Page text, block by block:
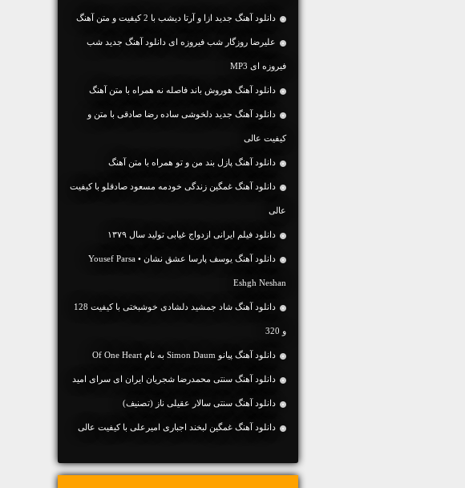
دانلود آهنگ جديد ازا و آرتا دیشب با 2 کیفیت و متن آهنگ
علیرضا روزگار شب فیروزه ای دانلود آهنگ جدید شب
فیروزه ای MP3
دانلود آهنگ هوروش باند فاصله نه همراه با متن آهنگ
دانلود آهنگ جديد دلخوشی ساده رضا صادقی با متن و
کیفیت عالی
دانلود آهنگ پازل بند من و تو همراه با متن آهنگ
دانلود آهنگ غمگین زندگی خودمه مسعود صادقلو با کیفیت
عالی
دانلود فیلم ایرانی ازدواج غیابی تولید سال ۱۳۷۹
دانلود آهنگ یوسف پارسا عشق نشان • Yousef Parsa
Eshgh Neshan
دانلود آهنگ شاد جمشید دلشادی خوشبختی با کیفیت 128
و 320
دانلود آهنگ پیانو Simon Daum به نام Of One Heart
دانلود آهنگ سنتی محمدرضا شجریان ایران ای سرای امید
دانلود آهنگ سنتی سالار عقیلی ناز (تصنیف)
دانلود آهنگ غمگین لبخند اجباری امیرعلی با کیفیت عالی